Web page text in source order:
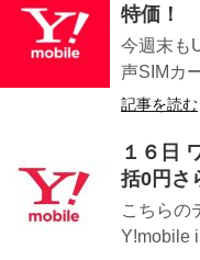
特価！
今週末も
声SIMカ
記事を読む
１６日
括0円さ
こちらの
Y!mobile